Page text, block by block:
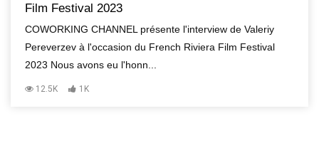
Film Festival 2023
COWORKING CHANNEL présente l'interview de Valeriy
Pereverzev à l'occasion du French Riviera Film Festival
2023 Nous avons eu l'honn...
12.5K 1K